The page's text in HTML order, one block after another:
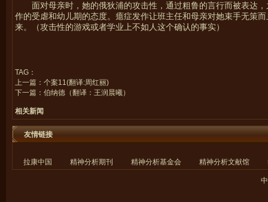
面对母亲时，她的俄狄浦的攻击性，通过粗鲁的言行而被表达
作的受虐和幼儿期的态度。癔症发作让班主任和母亲对她束手无策
来。（攻击性的游戏或者学业上不如人这个确认的事实）
TAG：
上一篇： 个案11(翻译:周红丽)
下一篇： 伯纳德（翻译：王润晨曦）
相关新闻
友情链接
拉康中国 精神分析期刊 精神分析基金会 精神分析文献馆